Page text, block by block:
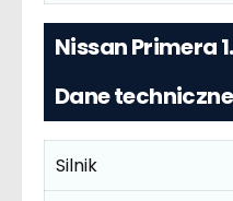
Nissan Primera
Dane techniczne
Silnik